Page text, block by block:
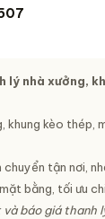
lý nhà xưởng,
khung kèo thép,
tận nơi,
bằng, tối ưu
báo giá thanh